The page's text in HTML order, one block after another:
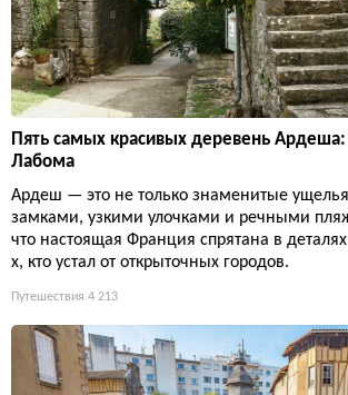
Пять самых красивых деревень
Лабома
Ардеш — это не только знаменитые
замками, узкими улочками и речными
что настоящая Франция спрятана в
х, кто устал от открыточных городов.
Путешествия 4 213